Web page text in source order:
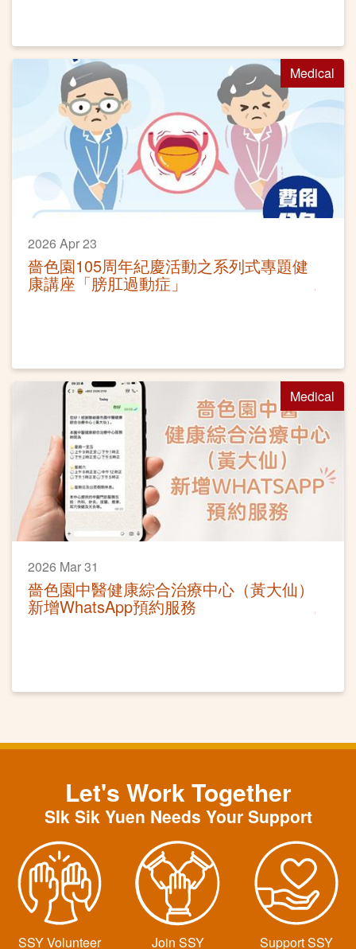
Medical
2026 Apr 23
嗇色園105周年紀慶活動之系列式專題健
康講座「膀肛過動症」
Medical
2026 Mar 31
嗇色園中醫健康綜合治療中心（黃大仙）
新增WhatsApp預約服務
Let's Work Together
SIk Sik Yuen Needs Your Support
SSY Volunteer Join SSY Support SSY